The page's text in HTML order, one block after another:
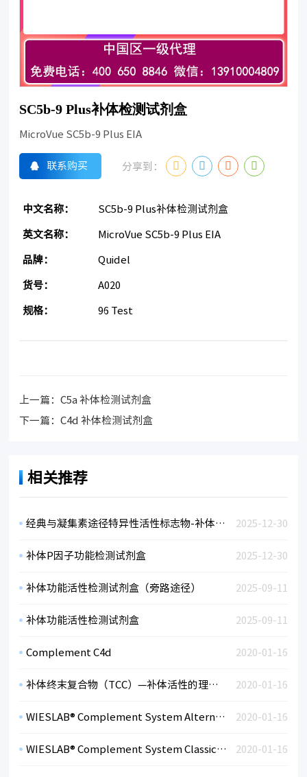
SC5b-9 Plus补体检测试剂盒
MicroVue SC5b-9 Plus EIA
联系购买 分享到：
中文名称： SC5b-9 Plus补体检测试剂盒
英文名称： MicroVue SC5b-9 Plus EIA
品牌： Quidel
货号： A020
规格： 96 Test
上一篇：C5a 补体检测试剂盒
下一篇：C4d 补体检测试剂盒
相关推荐
2025-12-30
经典与凝集素途径特异性活性标志物-补体C4d
2025-12-30
补体P因子功能检测试剂盒
2025-09-11
补体功能活性检测试剂盒（旁路途径）
2025-09-11
补体功能活性检测试剂盒
2020-01-16
Complement C4d
2020-01-16
补体终末复合物（TCC）—补体活性的理想标志物
2020-01-16
WIESLAB® Complement System Alternative Pathway
2020-01-16
WIESLAB® Complement System Classical Pathway